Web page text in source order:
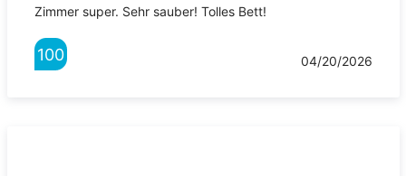
Zimmer super. Sehr sauber! Tolles Bett!
100 04/20/2026